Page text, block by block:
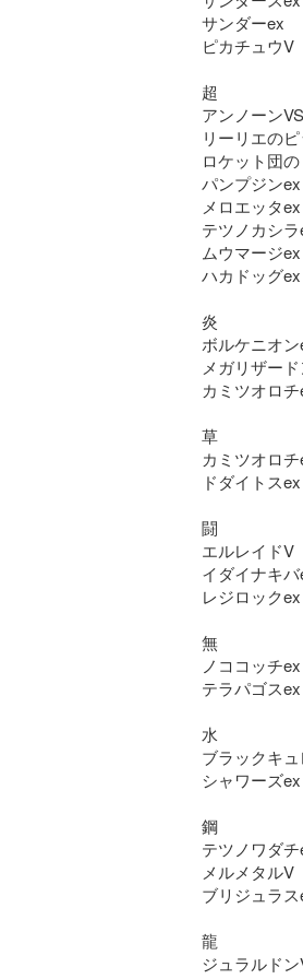
サンダーex
ピカチュウV
超
アンノーン
リーリエの
ロケット団
パンプジンex
メロエッタex
テツノカシ
ムウマージex
ハカドッグex
炎
ボルケニオ
メガリザー
カミツオロ
草
カミツオロ
ドダイトスex
闘
エルレイドV
イダイナキ
レジロックex
無
ノココッチex
テラパゴスex
水
ブラックキ
シャワーズex
鋼
テツノワダ
メルメタルV
ブリジュラ
龍
ジュラルド